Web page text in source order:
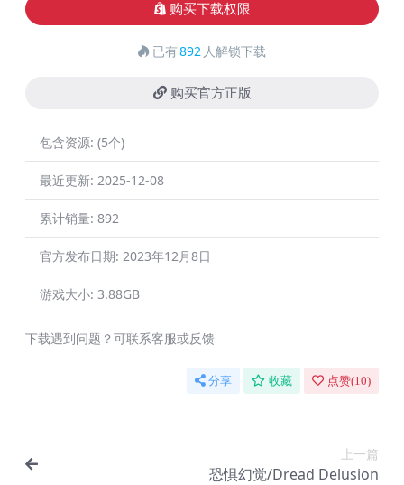
购买下载权限
已有892 人解锁下载
购买官方正版
包含资源: (5个)
最近更新: 2025-12-08
累计销量: 892
官方发布日期: 2023年12月8日
游戏大小: 3.88GB
下载遇到问题？可联系客服或反馈
分享 收藏 点赞(10)
上一篇
恐惧幻觉/Dread Delusion